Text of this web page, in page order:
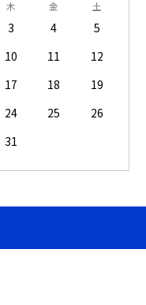
木 金 土
3 4
5
10 11
12
17 18
19
24 25
26
31